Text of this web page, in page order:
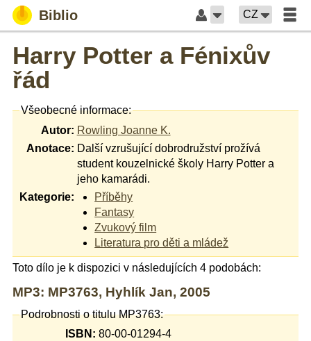
Biblio CZ
Harry Potter a Fénixův
řád
Všeobecné informace:
Autor: Rowling Joanne K.
Anotace: Další vzrušující dobrodružství prožívá
student kouzelnické školy Harry Potter a
jeho kamarádi.
Kategorie:
Příběhy
Fantasy
Zvukový film
Literatura pro děti a mládež
Toto dílo je k dispozici v následujících 4 podobách:
MP3: MP3763, Hyhlík Jan, 2005
Podrobnosti o titulu MP3763:
ISBN: 80-00-01294-4